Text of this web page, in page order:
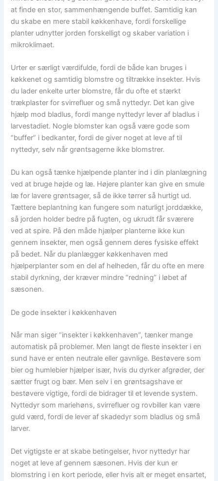
at finde en stor, sammenhængende buffet. Samtidig kan
du skabe en mere stabil køkkenhave, fordi forskellige
planter udnytter jorden forskelligt og skaber variation i
mikroklimaet.
Urter er særligt værdifulde, fordi de både kan bruges i
køkkenet og samtidig blomstre og tiltrække insekter. Hvis
du lader enkelte urter blomstre, får du ofte et stærkt
trækplaster for svirrefluer og små nyttedyr. Det kan give
hjælp mod bladlus, fordi mange nyttedyr lever af bladlus i
larvestadiet. Nogle blomster kan også være gode som
“buffer” i bedkanter, fordi de giver noget at leve af til
nyttedyr, selv når grøntsagerne ikke blomstrer.
Du kan også tænke hjælpende planter ind i din planlægning
ved at bruge højde og læ. Højere planter kan give en smule
læ for lavere grøntsager, så de ikke tørrer så hurtigt ud.
Tættere beplantning kan fungere som naturligt jorddække,
så jorden holder bedre på fugten, og ukrudt får sværere
ved at spire. På den måde hjælper planterne ikke kun
gennem insekter, men også gennem deres fysiske effekt
på bedet. Når du planlægger køkkenhaven med
hjælperplanter som en del af helheden, får du ofte en mere
stabil dyrkning, der kræver mindre “redning” i løbet af
sæsonen.
De gode insekter i køkkenhaven
Når man siger “insekter i køkkenhaven”, tænker mange
automatisk på problemer. Men langt de fleste insekter i en
sund have er enten neutrale eller gavnlige. Bestøvere som
bier og humlebier hjælper især, hvis du dyrker afgrøder, der
sætter frugt og bær. Men selv i en grøntsagshave er
bestøvere vigtige, fordi de bidrager til et levende system.
Nyttedyr som mariehøns, svirrefluer og rovbiller kan være
guld værd, fordi de lever af skadedyr som bladlus og små
larver.
Det vigtigste er at skabe betingelser, hvor nyttedyr har
noget at leve af gennem sæsonen. Hvis der kun er
blomstring i en kort periode, eller hvis alt er meget ensartet,